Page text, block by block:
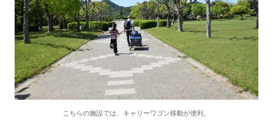
こちらの施設では、キャリーワゴン移動が便利。